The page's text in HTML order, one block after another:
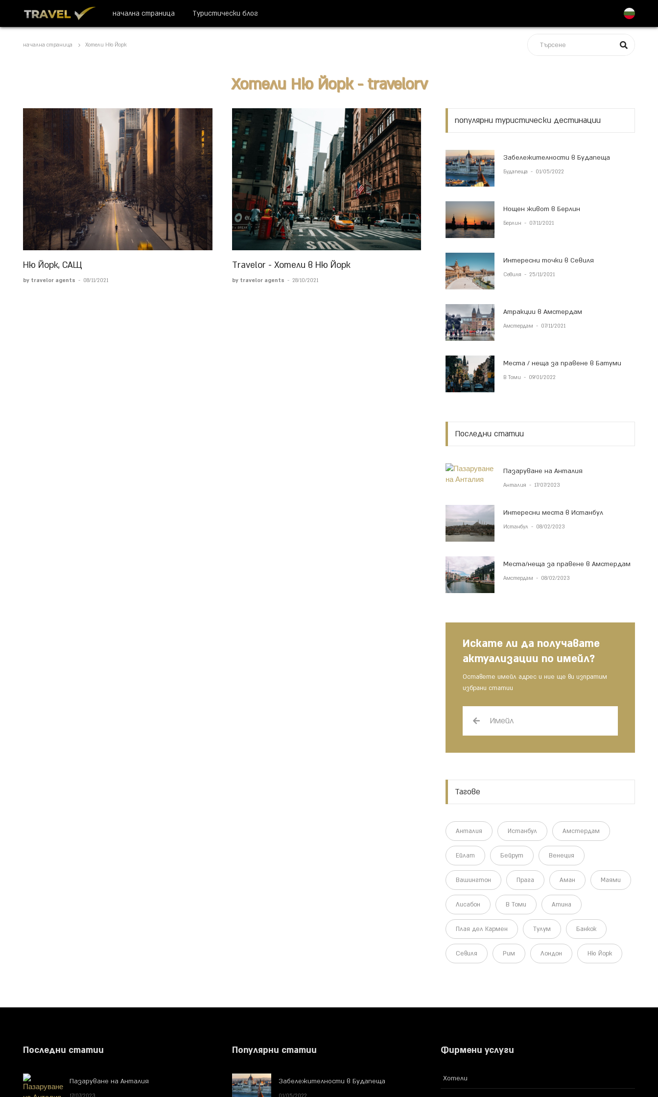
начална страница Туристически блог
начална страница Хотели Ню Йорк
Хотели Ню Йорк - travelorv
Ню Йорк, САЩ
by travelor agents - 08/11/2021
Travelor - Хотели в Ню Йорк
by travelor agents - 28/10/2021
популярни туристически дестинации
Забележителности в Будапеща
Будапеща - 01/05/2022
Нощен живот в Берлин
Берлин - 07/11/2021
Интересни точки в Севиля
Севиля - 25/11/2021
Атракции в Амстердам
Амстердам - 07/11/2021
Места / неща за правене в Батуми
В Томи - 09/01/2022
Последни статии
Пазаруване на Анталия
Анталия - 17/07/2023
Интересни места в Истанбул
Истанбул - 08/02/2023
Места/неща за правене в Амстердам
Амстердам - 08/02/2023
Искате ли да получавате
актуализации по имейл?
Оставете имейл адрес и ние ще ви изпратим
избрани статии
Тагове
Анталия Истанбул Амстердам
Ейлат Бейрут Венеция
Вашингтон Прага Аман Маями
Лисабон В Томи Атина
Плая дел Кармен Тулум Банкок
Севиля Рим Лондон Ню Йорк
Последни статии
Пазаруване на Анталия
Популярни статии
Забележителности в Будапеща
Фирмени услуги
Хотели